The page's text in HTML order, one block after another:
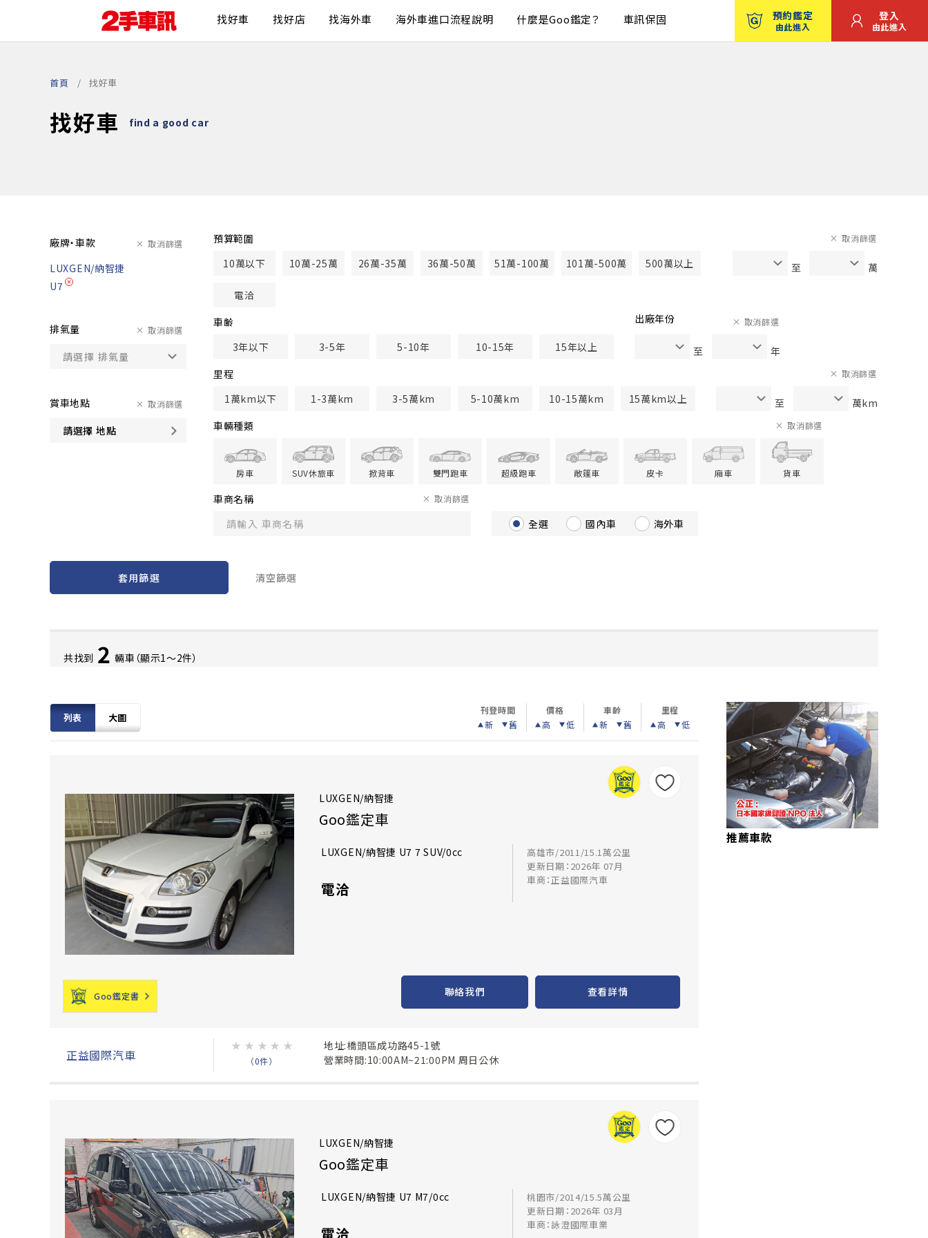
找好車 找好店 找海外車 海外車進口流程說明 什麼是Goo鑑定？ 車訊保固 預約鑑定
由此進入
登入
由此進入
首頁 找好車
找好車 find a good car
廠牌・車款 取消篩選
LUXGEN/納智捷
U7
排氣量 取消篩選
賞車地點
請選擇 地點
取消篩選
預算範圍
10萬以下
10萬-25萬 26萬-35萬 36萬-50萬 51萬-100萬 101萬-500萬 500萬以上
電洽
至 萬
取消篩選
車齢
3年以下
3-5年 5-10年 10-15年 15年以上
出廠年份
至 年
取消篩選
里程
1萬km以下
1-3萬km 3-5萬km 5-10萬km 10-15萬km 15萬km以上 至 萬km
取消篩選
車輛種類
房車 SUV休旅車 掀背車 雙門跑車 超級跑車 敞篷車 皮卡 廂車 貨車
取消篩選
車商名稱 取消篩選
全選 國內車 海外車
套用篩選 清空篩選
共找到 2 輛車（顯示1〜2件）
列表 大圖
刊登時間
新
舊
價格
高
低
車齡
新
舊
里程
高
低
LUXGEN/納智捷
Goo鑑定車
LUXGEN/納智捷 U7 7 SUV/0cc
電洽
高雄市/2011/15.1萬公里
更新日期：2026年 07月
車商：正益國際汽車
Goo鑑定書 聯絡我們 查看詳情
正益國際汽車
★ ★ ★ ★ ★
（0件）
地址:橋頭區成功路45-1號
營業時間:10:00AM~21:00PM 周日公休
LUXGEN/納智捷
Goo鑑定車
LUXGEN/納智捷 U7 M7/0cc
電洽
桃園市/2014/15.5萬公里
更新日期：2026年 03月
車商：詠澄國際車業
推薦車款